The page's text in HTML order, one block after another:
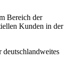
Bereich der
Kunden in der